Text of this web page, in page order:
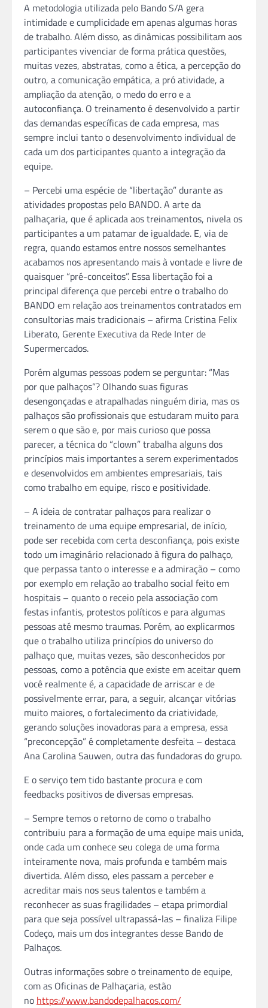
A metodologia utilizada pelo Bando S/A gera
intimidade e cumplicidade em apenas algumas horas
de trabalho. Além disso, as dinâmicas possibilitam aos
participantes vivenciar de forma prática questões,
muitas vezes, abstratas, como a ética, a percepção do
outro, a comunicação empática, a pró atividade, a
ampliação da atenção, o medo do erro e a
autoconfiança. O treinamento é desenvolvido a partir
das demandas específicas de cada empresa, mas
sempre inclui tanto o desenvolvimento individual de
cada um dos participantes quanto a integração da
equipe.
– Percebi uma espécie de “libertação” durante as
atividades propostas pelo BANDO. A arte da
palhaçaria, que é aplicada aos treinamentos, nivela os
participantes a um patamar de igualdade. E, via de
regra, quando estamos entre nossos semelhantes
acabamos nos apresentando mais à vontade e livre de
quaisquer “pré-conceitos”. Essa libertação foi a
principal diferença que percebi entre o trabalho do
BANDO em relação aos treinamentos contratados em
consultorias mais tradicionais – afirma Cristina Felix
Liberato, Gerente Executiva da Rede Inter de
Supermercados.
Porém algumas pessoas podem se perguntar: “Mas
por que palhaços”? Olhando suas figuras
desengonçadas e atrapalhadas ninguém diria, mas os
palhaços são profissionais que estudaram muito para
serem o que são e, por mais curioso que possa
parecer, a técnica do “clown” trabalha alguns dos
princípios mais importantes a serem experimentados
e desenvolvidos em ambientes empresariais, tais
como trabalho em equipe, risco e positividade.
– A ideia de contratar palhaços para realizar o
treinamento de uma equipe empresarial, de início,
pode ser recebida com certa desconfiança, pois existe
todo um imaginário relacionado à figura do palhaço,
que perpassa tanto o interesse e a admiração – como
por exemplo em relação ao trabalho social feito em
hospitais – quanto o receio pela associação com
festas infantis, protestos políticos e para algumas
pessoas até mesmo traumas. Porém, ao explicarmos
que o trabalho utiliza princípios do universo do
palhaço que, muitas vezes, são desconhecidos por
pessoas, como a potência que existe em aceitar quem
você realmente é, a capacidade de arriscar e de
possivelmente errar, para, a seguir, alcançar vitórias
muito maiores, o fortalecimento da criatividade,
gerando soluções inovadoras para a empresa, essa
“preconcepção” é completamente desfeita – destaca
Ana Carolina Sauwen, outra das fundadoras do grupo.
E o serviço tem tido bastante procura e com
feedbacks positivos de diversas empresas.
– Sempre temos o retorno de como o trabalho
contribuiu para a formação de uma equipe mais unida,
onde cada um conhece seu colega de uma forma
inteiramente nova, mais profunda e também mais
divertida. Além disso, eles passam a perceber e
acreditar mais nos seus talentos e também a
reconhecer as suas fragilidades – etapa primordial
para que seja possível ultrapassá-las – finaliza Filipe
Codeço, mais um dos integrantes desse Bando de
Palhaços.
Outras informações sobre o treinamento de equipe,
com as Oficinas de Palhaçaria, estão
no https://www.bandodepalhacos.com/